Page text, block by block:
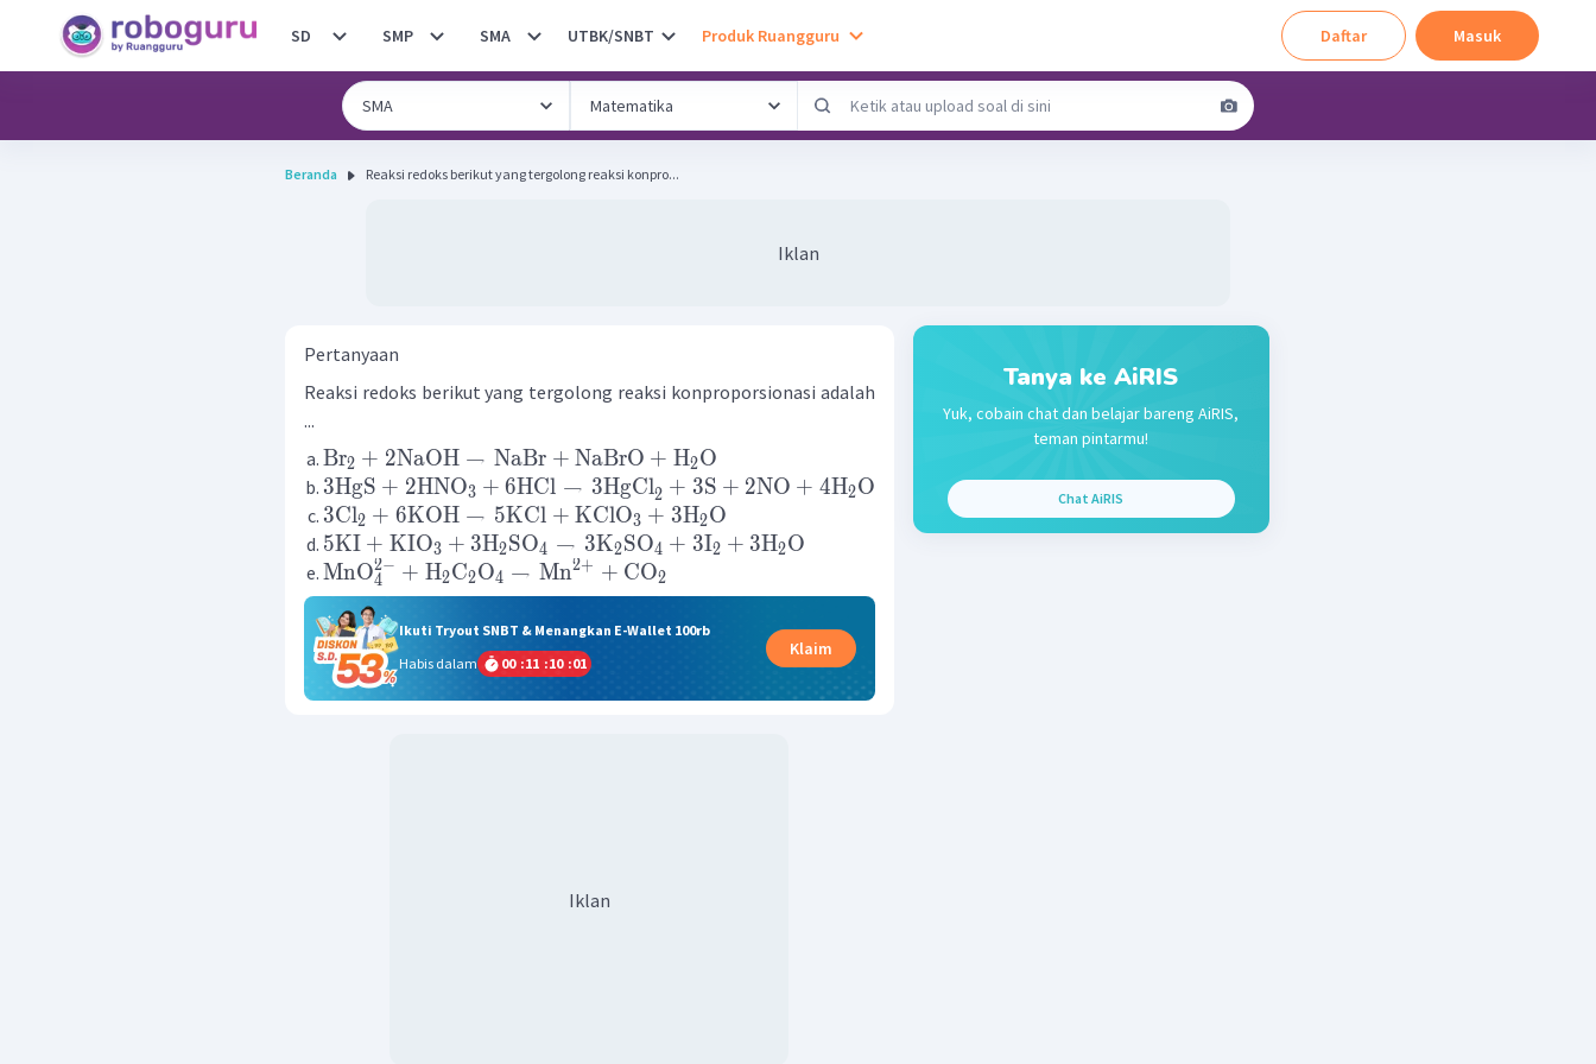
SD SMP SMA UTBK/SNBT Produk Ruangguru Daftar Masuk
Beranda Reaksi redoks berikut yang tergolong reaksi konpro...
Iklan
Pertanyaan
Reaksi redoks berikut yang tergolong reaksi konproporsionasi adalah
...
Br2 + 2NaOH → NaBr + NaBrO + H2O
3HgS + 2HNO3 + 6HCl → 3HgCl2 + 3S + 2NO + 4H2O
3Cl2 + 6KOH → 5KCl + KClO3 + 3H2O
5KI + KIO3 + 3H2SO4 → 3K2SO4 + 3I2 + 3H2O
MnO4
2− + H2C2O4 → Mn2+ + CO2
Ikuti Tryout SNBT & Menangkan E-Wallet 100rb
Habis dalam
00 :11 :10 :01
Klaim
Iklan
Tanya ke AiRIS
Yuk, cobain chat dan belajar bareng AiRIS,
teman pintarmu!
Chat AiRIS